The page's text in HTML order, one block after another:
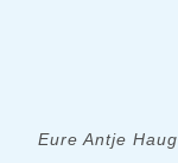
Eure Antje Haug